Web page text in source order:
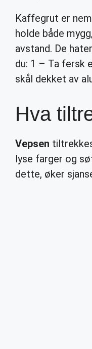
Kaffegrut er
holde både
avstand. De
du: 1 – Ta fersk
skål dekket av
Hva
Vepsen
lyse farger og
dette, øker